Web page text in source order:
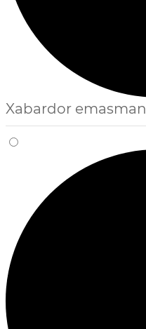
Xabardor emasman